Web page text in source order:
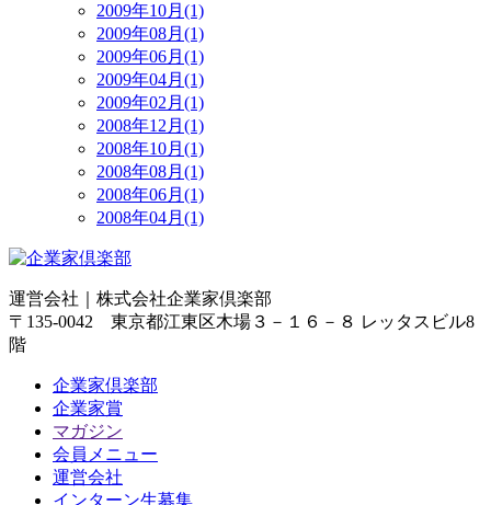
2009年10月(1)
2009年08月(1)
2009年06月(1)
2009年04月(1)
2009年02月(1)
2008年12月(1)
2008年10月(1)
2008年08月(1)
2008年06月(1)
2008年04月(1)
運営会社｜ 株式会社企業家倶楽部
〒135-0042 東京都江東区木場３－１６－８ レッタスビル8
階
企業家倶楽部
企業家賞
マガジン
会員メニュー
運営会社
インターン生募集